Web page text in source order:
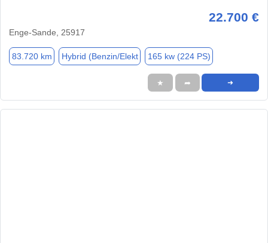
22.700 €
Enge-Sande, 25917
83.720 km Hybrid (Benzin/Elekt 165 kw (224 PS)
★ ➦ ➜